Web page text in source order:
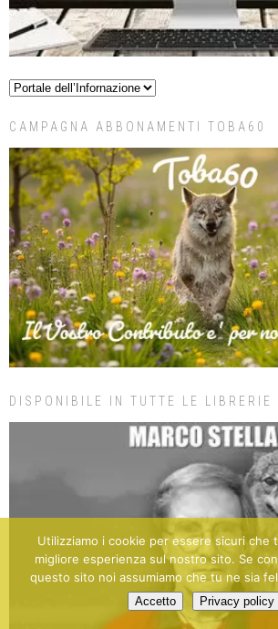
CAMPAGNA ABBONAMENTI TOBA60
DISPONIBILE IN TUTTE LE LIBRERIE
Utilizziamo i cookie per essere sicuri che
migliore esperienza sul nostro sito. Se
questo sito noi assumiamo che tu ne sia
Accetto Privacy policy